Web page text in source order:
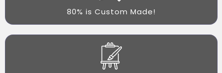
80% is Custom Made!